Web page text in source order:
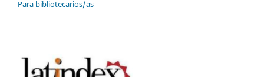
Para bibliotecarios/as